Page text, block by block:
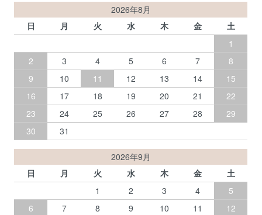
2026年8月
日
月 火 水 木 金
土
1
2
3 4 5 6 7
8
9
10 11 12 13 14
15
16
17 18 19 20 21
22
23
24 25 26 27 28
29
30
31
2026年9月
日
月 火 水 木 金
土
1
2 3 4
5
6
7 8 9 10 11
12